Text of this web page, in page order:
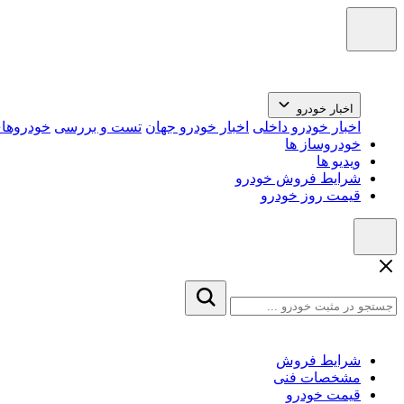
اخبار خودرو
اخبار خودرو داخلی اخبار خودرو جهان تست و بررسی
خودروساز ها
ویدیو ها
شرایط فروش خودرو
قیمت روز خودرو
شرایط فروش
مشخصات فنی
قیمت خودرو